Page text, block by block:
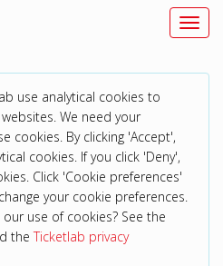
use analytical cookies to
We need your
cookies. By clicking 'Accept',
cookies. If you click 'Deny',
Click 'Cookie preferences'
your cookie preferences.
use of cookies? See the
theTicketlab privacy